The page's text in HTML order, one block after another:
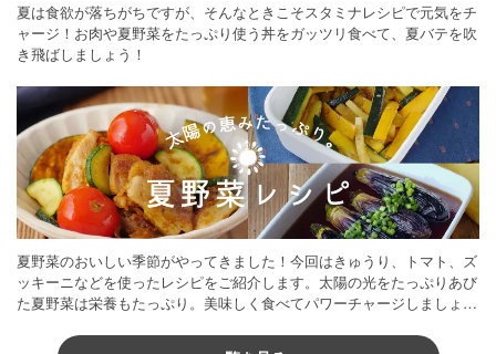
夏は食欲が落ちがちですが、そんなときこそスタミナレシピで元気をチ
ャージ！お肉や夏野菜をたっぷり使う丼をガッツリ食べて、夏バテを吹
き飛ばしましょう！
夏野菜のおいしい季節がやってきました！今回はきゅうり、トマト、ズ
ッキーニなどを使ったレシピをご紹介します。太陽の光をたっぷりあび
た夏野菜は栄養もたっぷり。美味しく食べてパワーチャージしましょう